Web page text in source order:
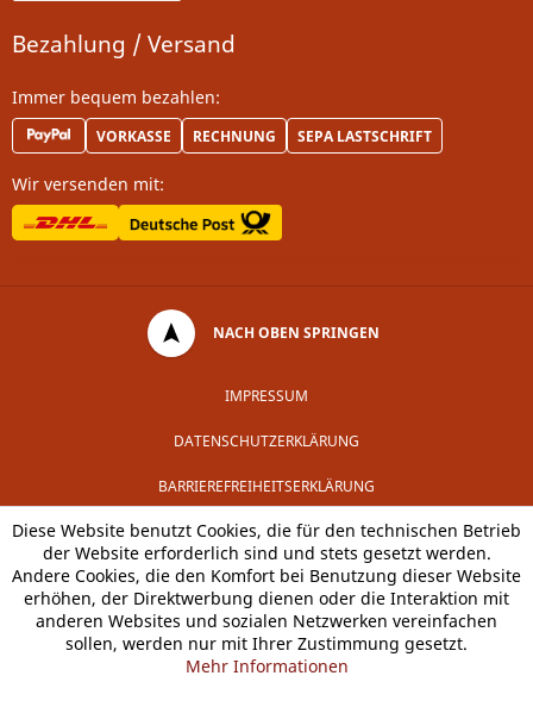
Bezahlung / Versand
Immer bequem bezahlen:
VORKASSE RECHNUNG SEPA LASTSCHRIFT
Wir versenden mit:
NACH OBEN SPRINGEN
IMPRESSUM
DATENSCHUTZERKLÄRUNG
BARRIEREFREIHEITSERKLÄRUNG
Diese Website benutzt Cookies, die für den technischen Betrieb
der Website erforderlich sind und stets gesetzt werden.
Andere Cookies, die den Komfort bei Benutzung dieser Website
erhöhen, der Direktwerbung dienen oder die Interaktion mit
anderen Websites und sozialen Netzwerken vereinfachen
sollen, werden nur mit Ihrer Zustimmung gesetzt.
Mehr Informationen